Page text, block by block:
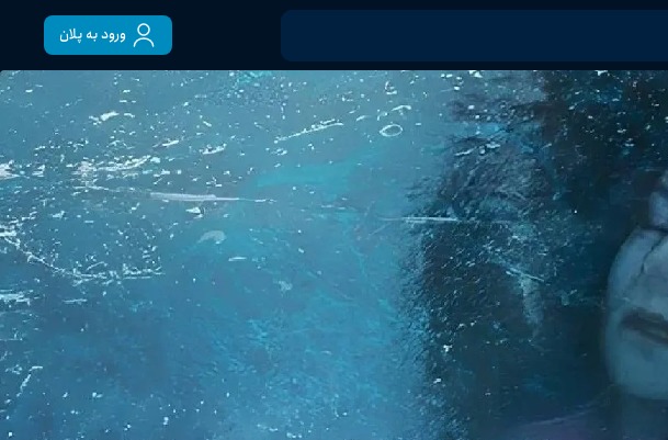
ورود به پلان